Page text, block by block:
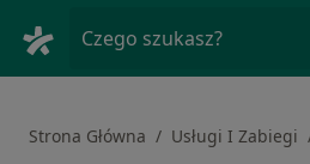
Czego szukasz?
Strona Główna Usługi I Zabiegi